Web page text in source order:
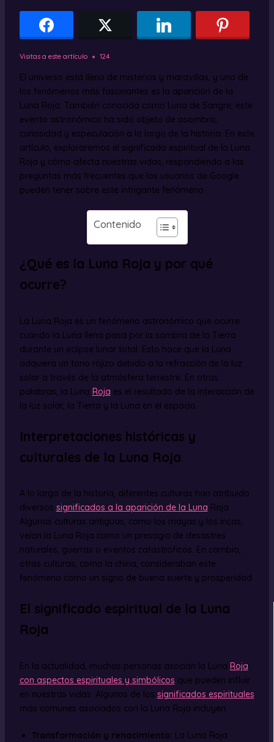
Visitas a este artículo 124
El universo está lleno de misterios y maravillas, y uno de
los fenómenos más fascinantes es la aparición de la
Luna Roja. También conocida como Luna de Sangre, este
evento astronómico ha sido objeto de asombro,
curiosidad y especulación a lo largo de la historia. En este
artículo, exploraremos el significado espiritual de la Luna
Roja y cómo afecta nuestras vidas, respondiendo a las
preguntas más frecuentes que los usuarios de Google
pueden tener sobre este intrigante fenómeno.
Contenido
¿Qué es la Luna Roja y por qué
ocurre?
La Luna Roja es un fenómeno astronómico que ocurre
cuando la Luna llena pasa por la sombra de la Tierra
durante un eclipse lunar total. Esto hace que la Luna
adquiera un tono rojizo debido a la refracción de la luz
solar a través de la atmósfera terrestre. En otras
palabras, la Luna Roja es el resultado de la interacción de
la luz solar, la Tierra y la Luna en el espacio.
Interpretaciones históricas y
culturales de la Luna Roja
A lo largo de la historia, diferentes culturas han atribuido
diversos significados a la aparición de la Luna Roja.
Algunas culturas antiguas, como los mayas y los incas,
veían la Luna Roja como un presagio de desastres
naturales, guerras o eventos catastróficos. En cambio,
otras culturas, como la china, consideraban este
fenómeno como un signo de buena suerte y prosperidad.
El significado espiritual de la Luna
Roja
En la actualidad, muchas personas asocian la Luna Roja
con aspectos espirituales y simbólicos que pueden influir
en nuestras vidas. Algunos de los significados espirituales
más comunes asociados con la Luna Roja incluyen:
Transformación y renacimiento: La Luna Roja